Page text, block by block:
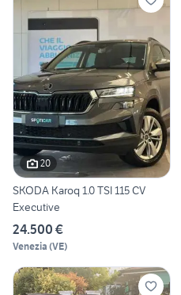
20
SKODA Karoq 1.0 TSI 115 CV
Executive
24.500 €
Venezia (VE)